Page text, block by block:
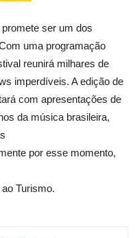
ser um dos
uma programação
reunirá milhares de
imperdíveis. A edição de
com apresentações de
da música brasileira,
por esse momento,
Turismo.